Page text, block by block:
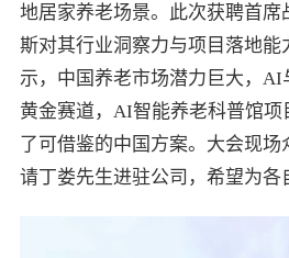
地居家养老场景。此次获聘首席
斯对其行业洞察力与项目落地能
示，中国养老市场潜力巨大，
黄金赛道，AI智能养老科普馆
了可借鉴的中国方案。大会现
请丁娄先生进驻公司，希望为各